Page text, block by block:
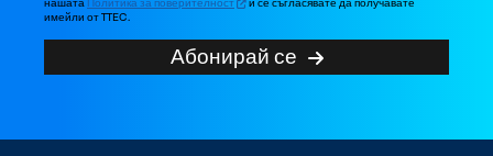
имейли от TTEC.
Абонирай се